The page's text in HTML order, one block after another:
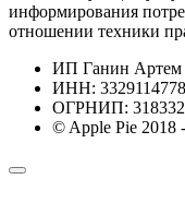
информирования
отношении техники
ИП Ганин Артем
ИНН:
ОГРНИП:
© Apple Pie 2018